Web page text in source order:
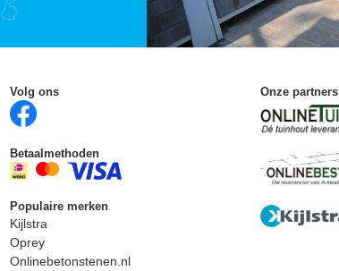
Volg ons
Betaalmethoden
Populaire merken
Kijlstra
Oprey
Onlinebetonstenen.nl
Onze partners